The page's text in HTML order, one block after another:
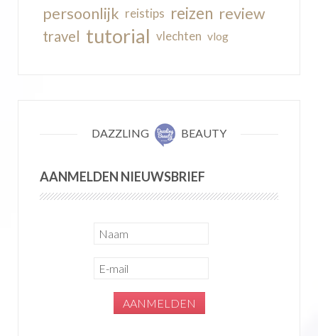
persoonlijk reistips reizen review
travel tutorial vlechten vlog
DAZZLING BEAUTY
AANMELDEN NIEUWSBRIEF